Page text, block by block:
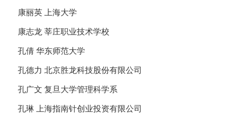
康丽英 上海大学
康志龙 莘庄职业技术学校
孔倩 华东师范大学
孔德力 北京胜龙科技股份有限公司
孔广文 复旦大学管理科学系
孔琳 上海指南针创业投资有限公司